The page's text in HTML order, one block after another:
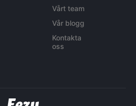
Vårt team
Vår blogg
Kontakta
oss